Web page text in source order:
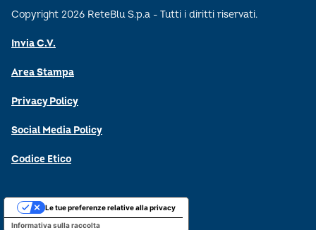
Copyright 2026 ReteBlu S.p.a - Tutti i diritti riservati.
Invia C.V.
Area Stampa
Privacy Policy
Social Media Policy
Codice Etico
Informativa sulla raccolta
Le tue preferenze relative alla privacy